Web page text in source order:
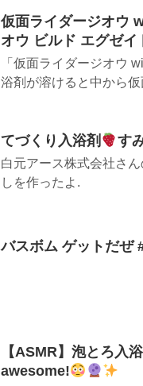
仮面ライダージオウ
オウ ビルド エグゼ
「仮面ライダージオウ
浴剤が溶けると中から
てづくり入浴剤 す
白元アース株式会社さ
しを作ったよ.
バスボム ゲットだぜ
【ASMR】泡とろ入
awesome!